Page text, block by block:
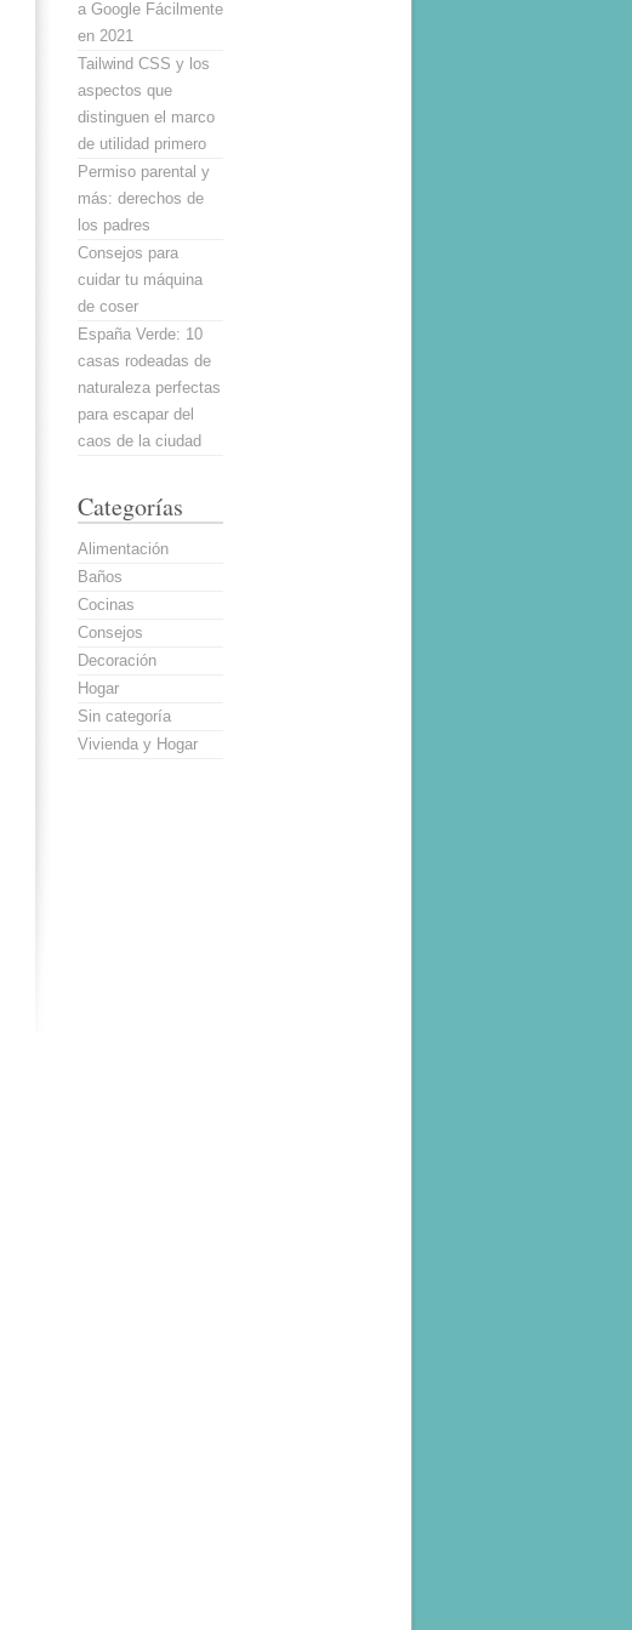
a Google Fácilmente
en 2021
Tailwind CSS y los
aspectos que
distinguen el marco
de utilidad primero
Permiso parental y
más: derechos de
los padres
Consejos para
cuidar tu máquina
de coser
España Verde: 10
casas rodeadas de
naturaleza perfectas
para escapar del
caos de la ciudad
Categorías
Alimentación
Baños
Cocinas
Consejos
Decoración
Hogar
Sin categoría
Vivienda y Hogar